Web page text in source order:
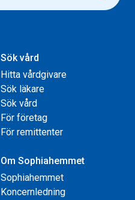
Sök vård
Hitta vårdgivare
Sök läkare
Sök vård
För företag
För remittenter
Om Sophiahemmet
Sophiahemmet
Koncernledning